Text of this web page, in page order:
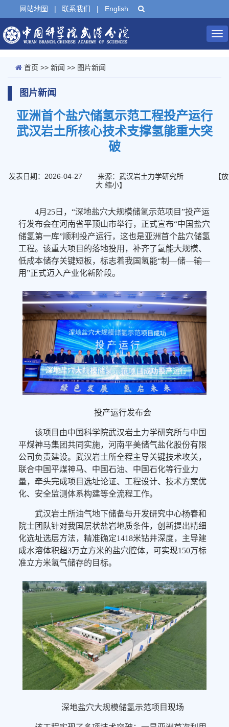
网站地图 | 联系我们 | English
首页 >> 新闻 >> 图片新闻
图片新闻
亚洲首个盐穴储氢示范工程投产运行
武汉岩土所核心技术支撑氢能重大突
破
发表日期：2026-04-27 来源：武汉岩土力学研究所 【放
大 缩小】
4月25日，“深地盐穴大规模储氢示范项目”投产运
行发布会在河南省平顶山市举行，正式宣布“中国盐穴
储氢第一库”顺利投产运行，这也是亚洲首个盐穴储氢
工程。该重大项目的落地投用，补齐了氢能大规模、
低成本储存关键短板，标志着我国氢能“制—储—输—
用”正式迈入产业化新阶段。
投产运行发布会
该项目由中国科学院武汉岩土力学研究所与中国
平煤神马集团共同实施，河南平美储气盐化股份有限
公司负责建设。武汉岩土所全程主导关键技术攻关，
联合中国平煤神马、中国石油、中国石化等行业力
量，牵头完成项目选址论证、工程设计、技术方案优
化、安全监测体系构建等全流程工作。
武汉岩土所油气地下储备与开发研究中心杨春和
院士团队针对我国层状盐岩地质条件，创新提出精细
化选址选层方法，精准确定1418米钻井深度，主导建
成水溶体积超3万立方米的盐穴腔体，可实现150万标
准立方米氢气储存的目标。
深地盐穴大规模储氢示范项目现场